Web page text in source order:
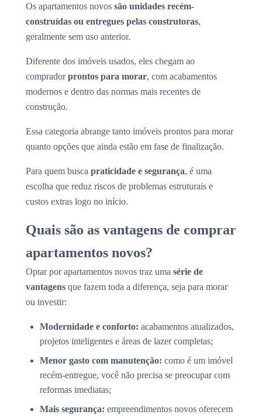
Os apartamentos novos são unidades recém-
construídas ou entregues pelas construtoras,
geralmente sem uso anterior.
Diferente dos imóveis usados, eles chegam ao
compradorprontos para morar, com acabamentos
modernos e dentro das normas mais recentes de
construção.
Essa categoria abrange tanto imóveis prontos para morar
quanto opções que ainda estão em fase de finalização.
Para quem busca praticidade e segurança, é uma
escolha que reduz riscos de problemas estruturais e
custos extras logo no início.
Quais são as vantagens de comprar
apartamentos novos?
Optar por apartamentos novos traz uma série de
vantagens que fazem toda a diferença, seja para morar
ou investir:
Modernidade e conforto: acabamentos atualizados,
projetos inteligentes e áreas de lazer completas;
Menor gasto com manutenção: como é um imóvel
recém-entregue, você não precisa se preocupar com
reformas imediatas;
Mais segurança: empreendimentos novos oferecem